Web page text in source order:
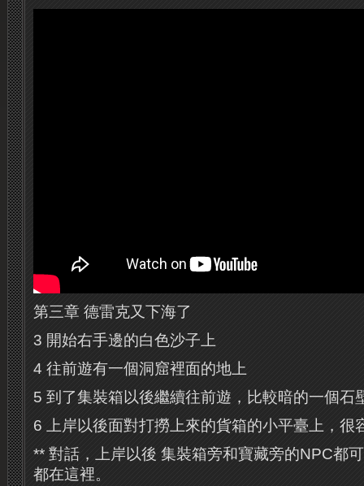
第三章 德雷克又下海了
3 開始右手邊的白色沙子上
4 往前遊有一個洞窟裡面的地上
5 到了集裝箱以後繼續往前遊，比較暗的一個石
6 上岸以後面對打撈上來的貨箱的小平臺上，很
** 對話，上岸以後 集裝箱旁和寶藏旁的NPC都
都在這裡。